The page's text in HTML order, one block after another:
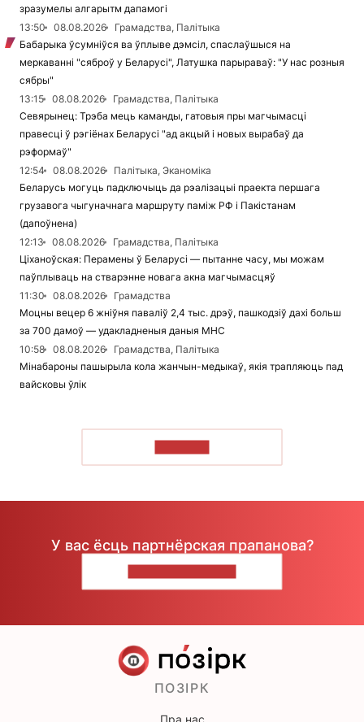
зразумелы алгарытм дапамогі
13:50
08.08.2026
Грамадства, Палітыка
Бабарыка ўсумніўся ва ўплыве дэмсіл, спаслаўшыся на
меркаванні "сяброў у Беларусі", Латушка парыраваў: "У нас розныя
сябры"
13:15
08.08.2026
Грамадства, Палітыка
Севярынец: Трэба мець каманды, гатовыя пры магчымасці
правесці ў рэгіёнах Беларусі "ад акцый і новых вырабаў да
рэформаў"
12:54
08.08.2026
Палітыка, Эканоміка
Беларусь могуць падключыць да рэалізацыі праекта першага
грузавога чыгуначнага маршруту паміж РФ і Пакістанам
(дапоўнена)
12:13
08.08.2026
Грамадства, Палітыка
Ціханоўская: Перамены ў Беларусі — пытанне часу, мы можам
паўплываць на стварэнне новага акна магчымасцяў
11:30
08.08.2026
Грамадства
Моцны вецер 6 жніўня паваліў 2,4 тыс. дрэў, пашкодзіў дахі больш
за 700 дамоў — удакладненыя даныя МНС
10:58
08.08.2026
Грамадства, Палітыка
Мінабароны пашырыла кола жанчын-медыкаў, якія трапляюць пад
вайсковы ўлік
У вас ёсць партнёрская прапанова?
ПОЗІРК
Пра нас